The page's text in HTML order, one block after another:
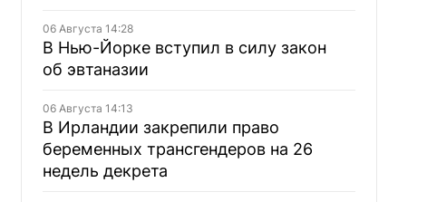
06 Августа 14:28
В Нью-Йорке вступил в силу закон
об эвтаназии
06 Августа 14:13
В Ирландии закрепили право
беременных трансгендеров на 26
недель декрета